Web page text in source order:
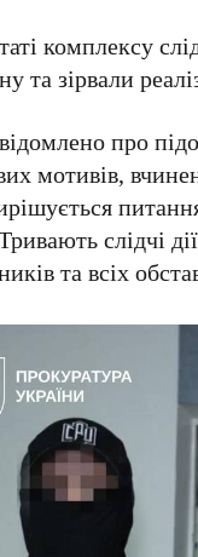
комплексу
та зірвали
про
мотивів,
слідчі
та всіх